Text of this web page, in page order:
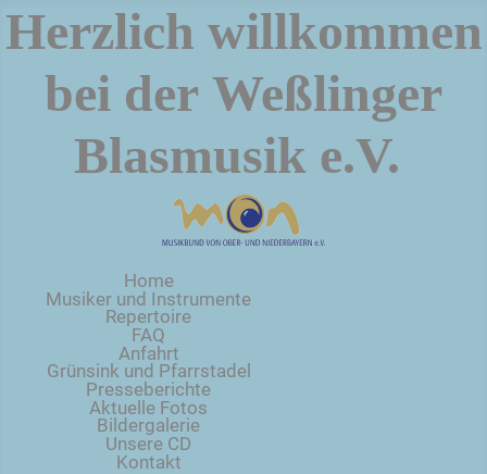
Herzlich willkommen
bei der Weßlinger
Blasmusik e.V.
Home
Musiker und Instrumente
Repertoire
FAQ
Anfahrt
Grünsink und Pfarrstadel
Presseberichte
Aktuelle Fotos
Bildergalerie
Unsere CD
Kontakt